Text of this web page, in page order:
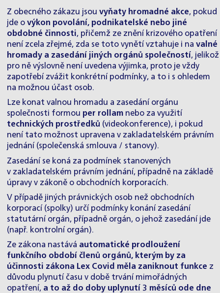
Z obecného zákazu jsou vyňaty hromadné akce, pokud
jde o výkon povolání, podnikatelské nebo jiné
obdobné činnosti, přičemž ze znění krizového opatření
není zcela zřejmé, zda se toto vynětí vztahuje i na valné
hromady a zasedání jiných orgánů společností, jelikož
pro ně výslovně není uvedena výjimka, proto je vždy
zapotřebí zvážit konkrétní podmínky, a to i s ohledem
na možnou účast osob.
Lze konat valnou hromadu a zasedání orgánu
společnosti formou per rollam nebo za využití
technických prostředků (videokonference), i pokud
není tato možnost upravena v zakladatelském právním
jednání (společenská smlouva / stanovy).
Zasedání se koná za podmínek stanovených
v zakladatelském právním jednání, případně na základě
úpravy v zákoně o obchodních korporacích.
V případě jiných právnických osob než obchodních
korporací (spolky) určí podmínky konání zasedání
statutární orgán, případně orgán, o jehož zasedání jde
(např. kontrolní orgán).
Ze zákona nastává automatické prodloužení
funkčního období členů orgánů, kterým by za
účinnosti zákona Lex Covid měla zaniknout funkce z
důvodu plynutí času v době trvání mimořádných
opatření, a to až do doby uplynutí 3 měsíců ode dne